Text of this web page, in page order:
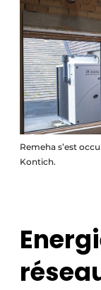
Remeha s’est
Kontich.